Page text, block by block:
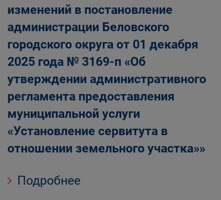
изменений в постановление
администрации Беловского
городского округа от 01 декабря
2025 года № 3169-п «Об
утверждении административного
регламента предоставления
муниципальной услуги
«Установление сервитута в
отношении земельного участка»»
Подробнее